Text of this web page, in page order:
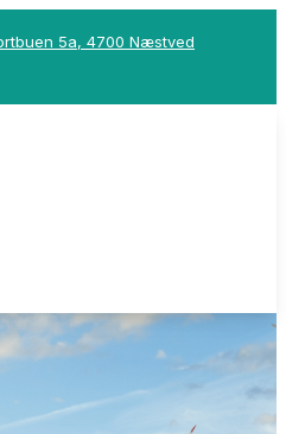
5a, 4700 Næstved